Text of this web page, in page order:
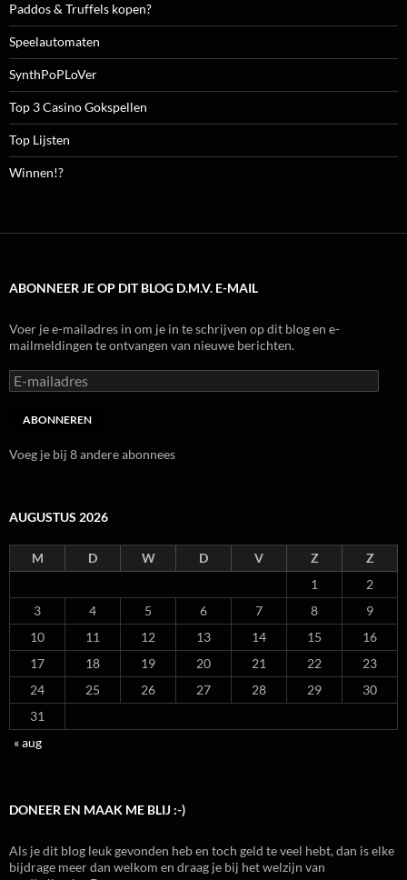
Paddos & Truffels kopen?
Speelautomaten
SynthPoPLoVer
Top 3 Casino Gokspellen
Top Lijsten
Winnen!?
ABONNEER JE OP DIT BLOG D.M.V. E-MAIL
Voer je e-mailadres in om je in te schrijven op dit blog en e-
mailmeldingen te ontvangen van nieuwe berichten.
E-
mailadres
ABONNEREN
Voeg je bij 8 andere abonnees
AUGUSTUS 2026
M D W D V Z
Z
1
2
3
4 5 6 7 8
9
10
11 12 13 14 15
16
17
18 19 20 21 22
23
24
25 26 27 28 29
30
31
« aug
DONEER EN MAAK ME BLIJ :-)
Als je dit blog leuk gevonden heb en toch geld te veel hebt, dan is elke
bijdrage meer dan welkom en draag je bij het welzijn van